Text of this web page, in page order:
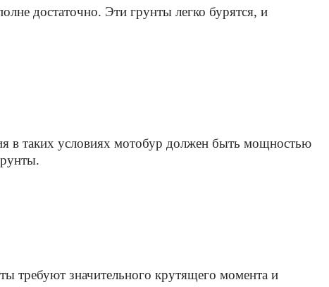
достаточно. Эти грунты легко бурятся, и
в таких условиях мотобур должен быть мощностью
требуют значительного крутящего момента и